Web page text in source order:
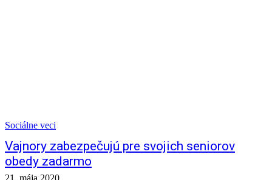
Sociálne veci
Vajnory zabezpečujú pre svojich seniorov
obedy zadarmo
21. mája 2020